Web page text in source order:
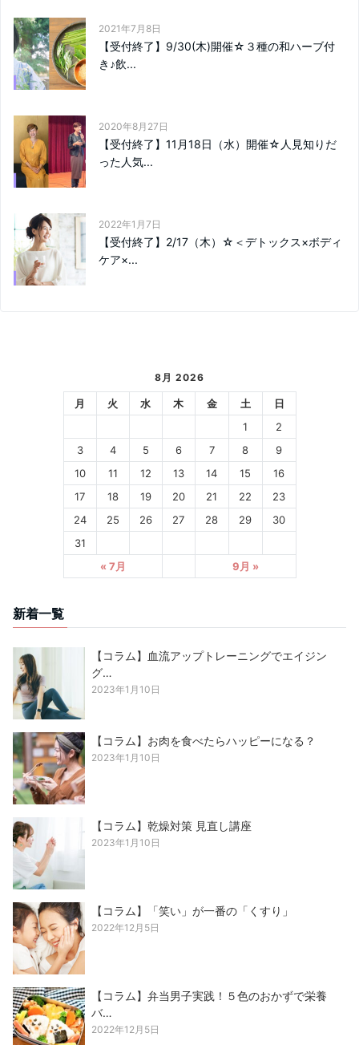
2021年7月8日
【受付終了】9/30(木)開催☆３種の和ハーブ付
き♪飲...
2020年8月27日
【受付終了】11月18日（水）開催☆人見知りだ
った人気...
2022年1月7日
【受付終了】2/17（木）☆＜デトックス×ボディ
ケア×...
8月 2026
月 火 水 木 金 土
日
1
2
3
4 5 6 7 8
9
10
11 12 13 14 15
16
17
18 19 20 21 22
23
24
25 26 27 28 29
30
31
« 7月
9月 »
新着一覧
【コラム】血流アップトレーニングでエイジン
グ…
2023年1月10日
【コラム】お肉を食べたらハッピーになる？
2023年1月10日
【コラム】乾燥対策 見直し講座
2023年1月10日
【コラム】「笑い」が一番の「くすり」
2022年12月5日
【コラム】弁当男子実践！５色のおかずで栄養
バ…
2022年12月5日